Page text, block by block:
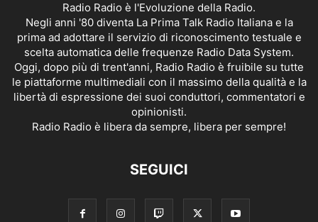
Radio Radio è l'Evoluzione della Radio.
Negli anni '80 diventa La Prima Talk Radio Italiana e la
prima ad adottare il servizio di riconoscimento testuale e
scelta automatica delle frequenze Radio Data System.
Oggi, dopo più di trent'anni, Radio Radio è fruibile su tutte
le piattaforme multimediali con il massimo della qualità e la
libertà di espressione dei suoi conduttori, commentatori e
opinionisti.
Radio Radio è libera da sempre, libera per sempre!
SEGUICI